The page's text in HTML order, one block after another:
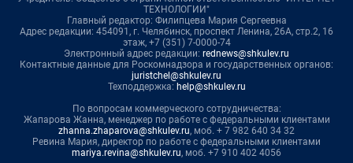
ТЕХНОЛОГИИ"
Главный редактор: Филипцева Мария Сергеевна
Адрес редакции: 454091, г. Челябинск, проспект Ленина, 26А, стр.2, 16
этаж, +7 (351) 7-0000-74
Электронный адрес редакции: rednews@shkulev.ru
Контактные данные для Роскомнадзора и государственных органов:
juristchel@shkulev.ru
Техподдержка: help@shkulev.ru
По вопросам коммерческого сотрудничества:
Жапарова Жанна, менеджер по работе с федеральными клиентами
zhanna.zhaparova@shkulev.ru, моб. + 7 982 640 34 32
Ревина Мария, директор по работе с федеральными клиентами
mariya.revina@shkulev.ru, моб. +7 910 402 4056